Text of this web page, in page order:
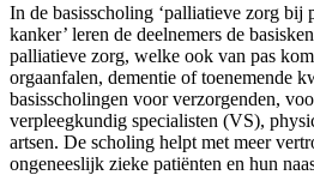
In de basisscholing ‘palliatieve zorg bij
kanker’ leren de deelnemers de
palliatieve zorg, welke ook van pas
orgaanfalen, dementie of toenemende
basisscholingen voor verzorgenden,
verpleegkundig specialisten (VS),
artsen. De scholing helpt met meer
ongeneeslijk zieke patiënten en hun